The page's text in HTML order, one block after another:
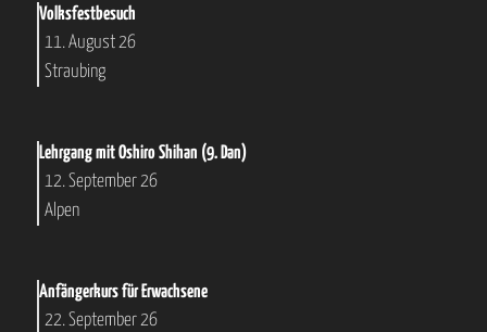
Volksfestbesuch
11. August 26
Straubing
Lehrgang mit Oshiro Shihan (9. Dan)
12. September 26
Alpen
Anfängerkurs für Erwachsene
22. September 26